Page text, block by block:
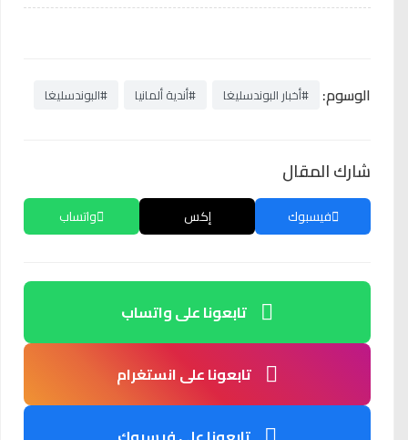
الوسوم: #أخبار البوندسليغا #أندية ألمانيا #البوندسليغا
شارك المقال
فيسبوك إكس واتساب
تابعونا على واتساب
تابعونا على انستغرام